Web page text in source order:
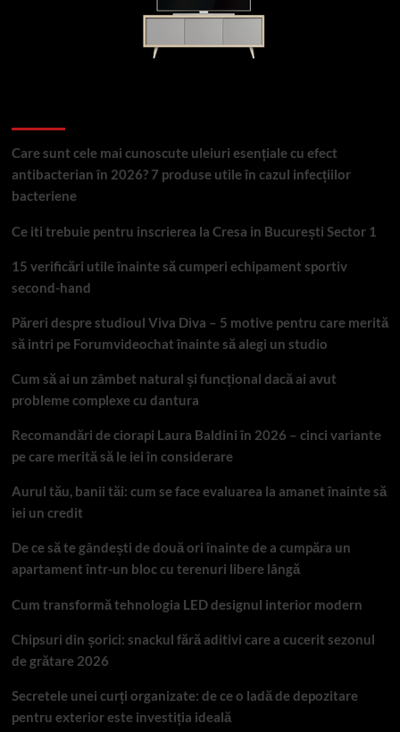
Care sunt cele mai cunoscute uleiuri esențiale cu efect
antibacterian în 2026? 7 produse utile în cazul infecțiilor
bacteriene
Ce iti trebuie pentru inscrierea la Cresa in București Sector 1
15 verificări utile înainte să cumperi echipament sportiv
second-hand
Păreri despre studioul Viva Diva – 5 motive pentru care merită
să intri pe Forumvideochat înainte să alegi un studio
Cum să ai un zâmbet natural și funcțional dacă ai avut
probleme complexe cu dantura
Recomandări de ciorapi Laura Baldini în 2026 – cinci variante
pe care merită să le iei în considerare
Aurul tău, banii tăi: cum se face evaluarea la amanet înainte să
iei un credit
De ce să te gândești de două ori înainte de a cumpăra un
apartament într-un bloc cu terenuri libere lângă
Cum transformă tehnologia LED designul interior modern
Chipsuri din șorici: snackul fără aditivi care a cucerit sezonul
de grătare 2026
Secretele unei curți organizate: de ce o ladă de depozitare
pentru exterior este investiția ideală